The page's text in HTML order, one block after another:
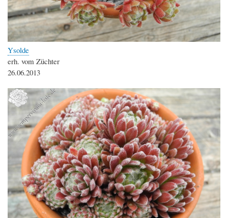
Ysolde
erh. vom Züchter
26.06.2013